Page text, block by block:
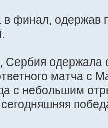
финал, одержав
Сербия
матча с
с небольшим